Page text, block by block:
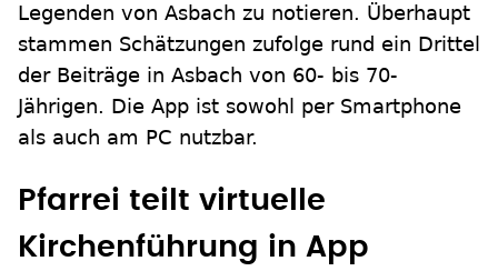
Legenden von Asbach zu notieren. Überhaupt
stammen Schätzungen zufolge rund ein Drittel
der Beiträge in Asbach von 60- bis 70-
Jährigen. Die App ist sowohl per Smartphone
als auch am PC nutzbar.
Pfarrei teilt virtuelle
Kirchenführung in App